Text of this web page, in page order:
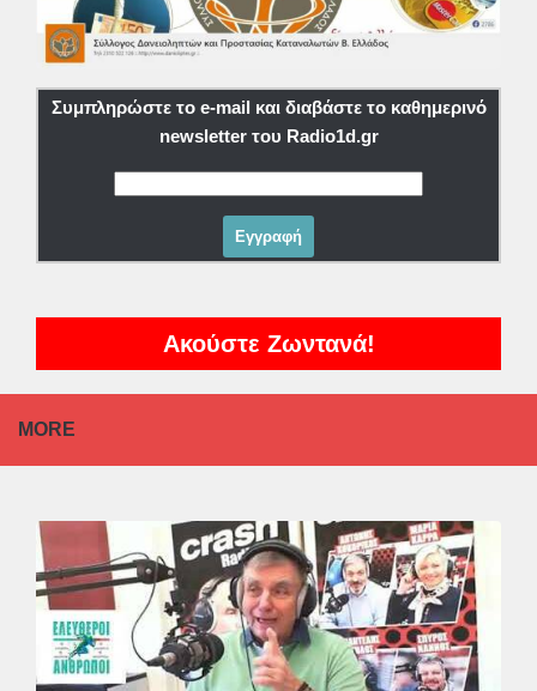
Συμπληρώστε το e-mail και διαβάστε το καθημερινό
newsletter του Radio1d.gr
Ακούστε Ζωντανά!
MORE